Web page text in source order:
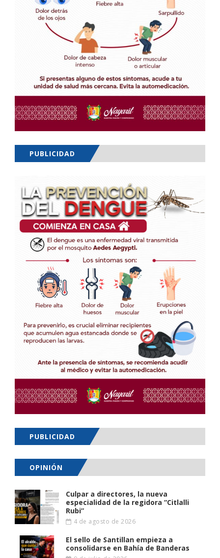
PUBLICIDAD
PUBLICIDAD
OPINIÓN
Culpar a directores, la nueva
especialidad de la regidora “Citlalli
Rubi”
4 de agosto de 2026
El sello de Santillan empieza a
consolidarse en Bahía de Banderas